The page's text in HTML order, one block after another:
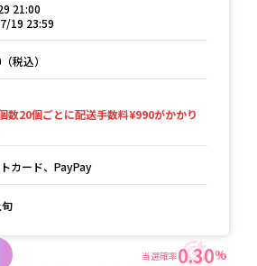
21:00
19 23:59
税込）
数20個ごとに配送手数料¥990がかかり
カード、PayPay
当選確率0.30%